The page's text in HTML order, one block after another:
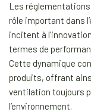
Les
rôle important dans
incitent à
termes de
Cette dynamique
produits, offrant
ventilation toujours
l’environnement.